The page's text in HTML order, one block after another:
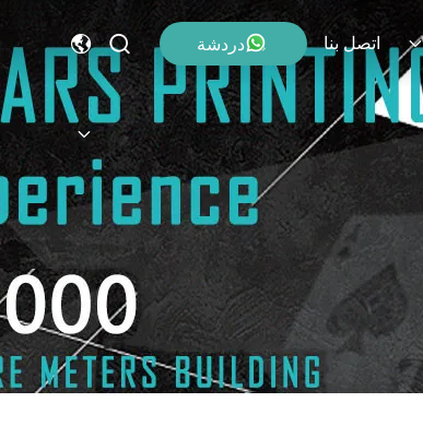
اتصل بنا دردشة